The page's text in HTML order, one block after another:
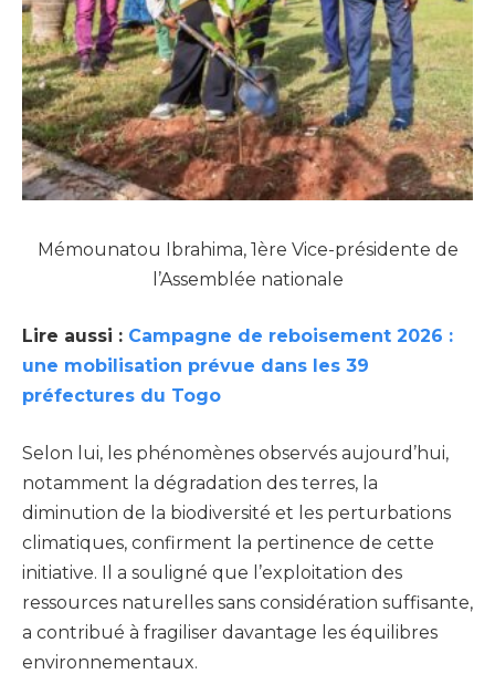
Mémounatou Ibrahima, 1ère Vice-présidente de
l’Assemblée nationale
Lire aussi : Campagne de reboisement 2026 :
une mobilisation prévue dans les 39
préfectures du Togo
Selon lui, les phénomènes observés aujourd’hui,
notamment la dégradation des terres, la
diminution de la biodiversité et les perturbations
climatiques, confirment la pertinence de cette
initiative. Il a souligné que l’exploitation des
ressources naturelles sans considération suffisante,
a contribué à fragiliser davantage les équilibres
environnementaux.